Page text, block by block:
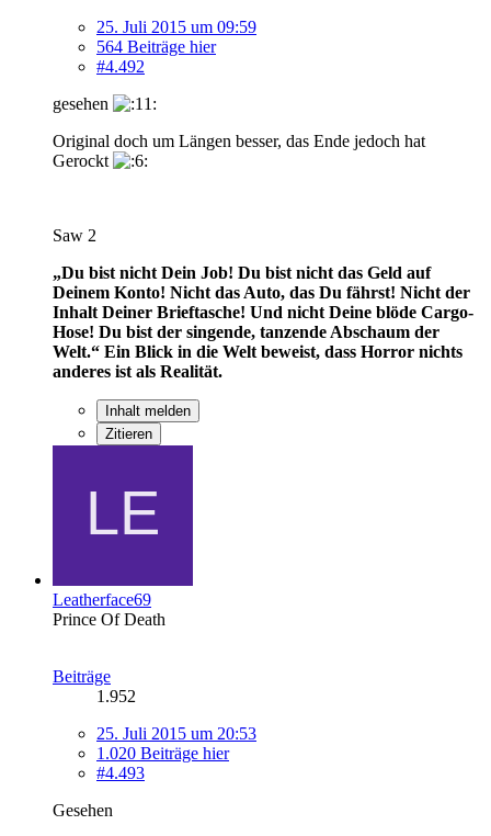
25. Juli 2015 um 09:59
564 Beiträge hier
#4.492
gesehen
Original doch um Längen besser, das Ende jedoch hat
Gerockt
Saw 2
„Du bist nicht Dein Job! Du bist nicht das Geld auf
Deinem Konto! Nicht das Auto, das Du fährst! Nicht der
Inhalt Deiner Brieftasche! Und nicht Deine blöde Cargo-
Hose! Du bist der singende, tanzende Abschaum der
Welt.“ Ein Blick in die Welt beweist, dass Horror nichts
anderes ist als Realität.
Inhalt melden
Zitieren
Leatherface69
Prince Of Death
Beiträge
1.952
25. Juli 2015 um 20:53
1.020 Beiträge hier
#4.493
Gesehen